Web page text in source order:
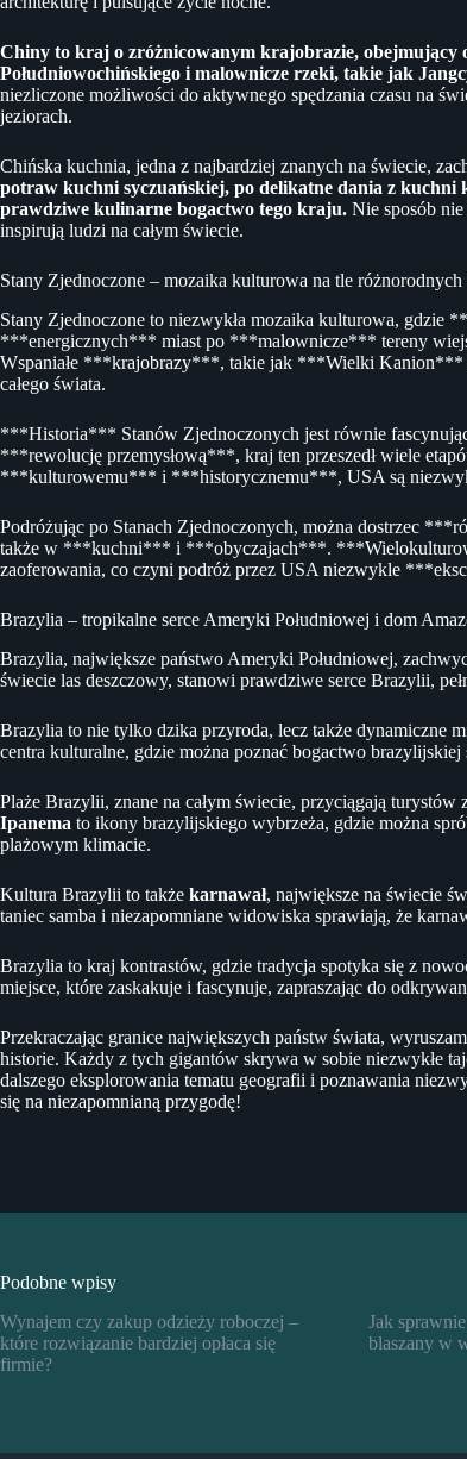
Chiny to kraj o zróżnicowanym krajobrazie, obejmujący
Południowochińskiego i malownicze rzeki, takie jak
niezliczone możliwości do aktywnego spędzania czasu na
jeziorach.
Chińska kuchnia, jedna z najbardziej znanych na świecie,
potraw kuchni syczuańskiej, po delikatne dania z
prawdziwe kulinarne bogactwo tego kraju. Nie sposób
inspirują ludzi na całym świecie.
Stany Zjednoczone – mozaika kulturowa na tle
Stany Zjednoczone to niezwykła mozaika kulturowa,
***energicznych*** miast po ***malownicze*** tereny
Wspaniałe ***krajobrazy***, takie jak ***Wielki
całego świata.
***Historia*** Stanów Zjednoczonych jest równie
***rewolucję przemysłową***, kraj ten przeszedł wiele
***kulturowemu*** i ***historycznemu***, USA są
Podróżując po Stanach Zjednoczonych, można dostrzec
także w ***kuchni*** i ***obyczajach***.
zaoferowania, co czyni podróż przez USA niezwykle
Brazylia – tropikalne serce Ameryki Południowej i dom
Brazylia, największe państwo Ameryki Południowej,
świecie las deszczowy, stanowi prawdziwe serce Brazylii,
Brazylia to nie tylko dzika przyroda, lecz także dynamiczne
centra kulturalne, gdzie można poznać bogactwo
Plaże Brazylii, znane na całym świecie, przyciągają
Ipanema to ikony brazylijskiego wybrzeża, gdzie można
plażowym klimacie.
Kultura Brazylii to także karnawał, największe na świecie
taniec samba i niezapomniane widowiska sprawiają, że
Brazylia to kraj kontrastów, gdzie tradycja spotyka się z
miejsce, które zaskakuje i fascynuje, zapraszając do
Przekraczając granice największych państw świata,
historie. Każdy z tych gigantów skrywa w sobie niezwykłe
dalszego eksplorowania tematu geografii i poznawania
się na niezapomnianą przygodę!
Podobne wpisy
Wynajem czy zakup odzieży roboczej –
które rozwiązanie bardziej opłaca się
firmie?
Jak
blaszany w